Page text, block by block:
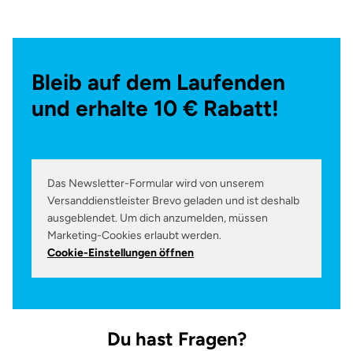
Bleib auf dem Laufenden
und erhalte 10 € Rabatt!
Das Newsletter-Formular wird von unserem
Versanddienstleister Brevo geladen und ist deshalb
ausgeblendet. Um dich anzumelden, müssen
Marketing-Cookies erlaubt werden.
Cookie-Einstellungen öffnen
Du hast Fragen?